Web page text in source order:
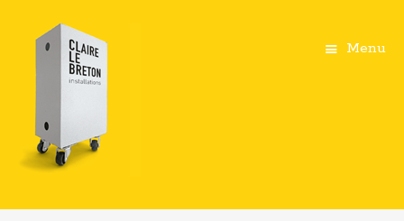
Menu